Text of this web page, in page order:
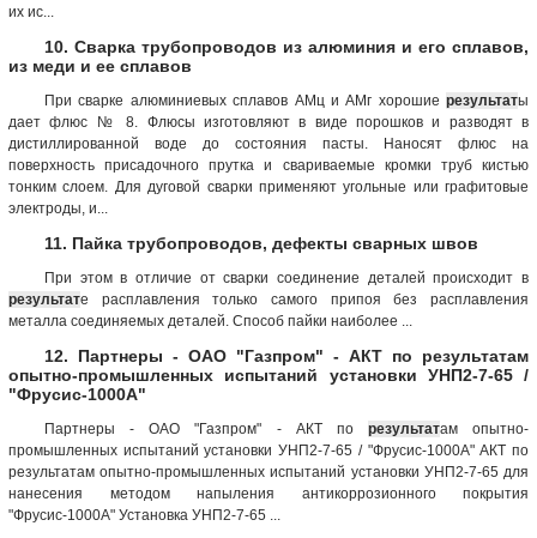
их ис...
10. Сварка трубопроводов из алюминия и его сплавов,
из меди и ее сплавов
При сварке алюминиевых сплавов АМц и АМг хорошие результаты
дает флюс № 8. Флюсы изготовляют в виде порошков и разводят в
дистиллированной воде до состояния пасты. Наносят флюс на
поверхность присадочного прутка и свариваемые кромки труб кистью
тонким слоем. Для дуговой сварки применяют угольные или графитовые
электроды, и...
11. Пайка трубопроводов, дефекты сварных швов
При этом в отличие от сварки соединение деталей происходит в
результате расплавления только самого припоя без расплавления
металла соединяемых деталей. Способ пайки наиболее ...
12. Партнеры - ОАО "Газпром" - АКТ по результатам
опытно-промышленных испытаний установки УНП2-7-65 /
"Фрусис-1000А"
Партнеры - ОАО "Газпром" - АКТ по результатам опытно-
промышленных испытаний установки УНП2-7-65 / "Фрусис-1000А" АКТ по
результатам опытно-промышленных испытаний установки УНП2-7-65 для
нанесения методом напыления антикоррозионного покрытия
"Фрусис-1000А" Установка УНП2-7-65 ...